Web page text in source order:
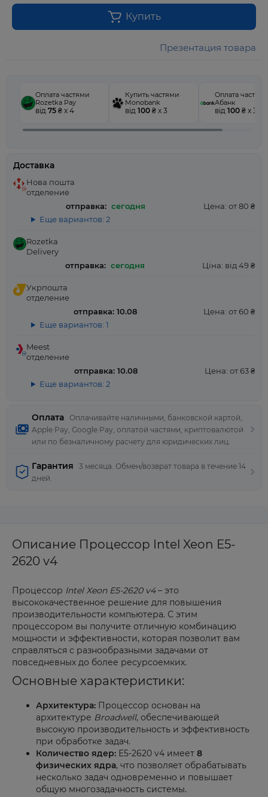
Купить
Презентация товара
Оплата
Оплачивайте наличными, банковской картой,
Apple Pay, Google Pay, оплатой частями, криптовалютой
или по безналичному расчету для юридических лиц.
Оплата частями
Rozetka Pay
від 75 ₴ x 4
Купить частями
Monobank
від 100 ₴ x 3
Оплата
Абанк
від 100 ₴ x 3
Доставка
Нова пошта
отделение
отправка: сегодня
Цена: от 80 ₴
Еще вариантов: 2
Rozetka
Delivery
отправка: сегодня Ціна: від 49 ₴
Укрпошта
отделение
отправка: 10.08
Цена: от 60 ₴
Еще вариантов: 1
Meest
отделение
отправка: 10.08
Цена: от 63 ₴
Еще вариантов: 2
Гарантия
3 месяца. Обмен/возврат товара в течение 14
дней.
Описание Процессор Intel Xeon E5-
2620 v4
Процессор Intel Xeon E5-2620 v4– это
высококачественное решение для повышения
производительности компьютера. С этим
процессором вы получите отличную комбинацию
мощности и эффективности, которая позволит вам
справляться с разнообразными задачами от
повседневных до более ресурсоемких.
Основные характеристики:
Архитектура: Процессор основан на
архитектуре Broadwell, обеспечивающей
высокую производительность и эффективность
при обработке задач.
Количество ядер: E5-2620 v4 имеет 8
физических ядра, что позволяет обрабатывать
несколько задач одновременно и повышает
общую многозадачность системы.